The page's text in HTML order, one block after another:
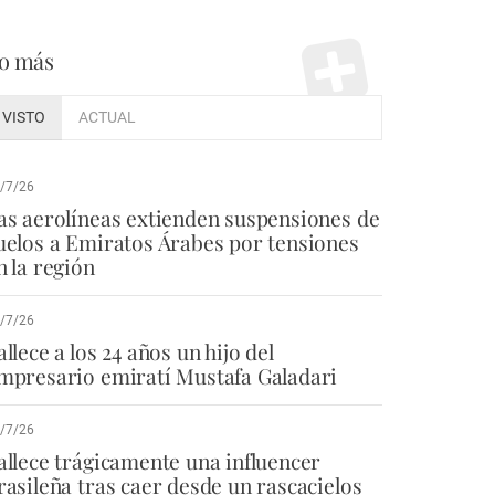
más
VISTO ACTUAL
7/26
aerolíneas extienden suspensiones de
a Emiratos Árabes por tensiones
la región
7/26
a los 24 años un hijo del
emiratí Mustafa Galadari
7/26
trágicamente una influencer
tras caer desde un rascacielos